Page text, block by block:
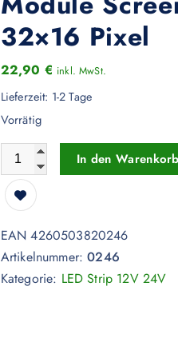
32×16 Pixel
22,90 € inkl. MwSt.
Lieferzeit: 1-2 Tage
Vorrätig
P10 LED RGB DisplayIn den Warenkorb
EAN 4260503820246
Artikelnummer:0246
Kategorie: LED Strip 12V 24V